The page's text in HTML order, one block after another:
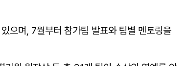
으며, 7월부터 참가팀 발표와 팀별 멘토링을